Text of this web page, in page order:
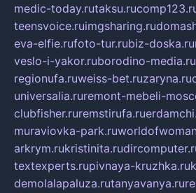
medic-today.rutaksu.ru
teensvoice.ruimgsharing.ru
eva-elfie.rufoto-tur.rubiz-doska.ru
veslo-i-yakor.ruborodino-media.ru
regionufa.ruweiss-bet.ruzaryna.ru
universalia.ruremont-mebeli-
clubfisher.ruremstirufa.ru
muraviovka-park.ru
arkrym.rukristinita.ru
textexperts.rupivnaya-kruzhka.ru
demolalapaluza.rutanyavanya.ru